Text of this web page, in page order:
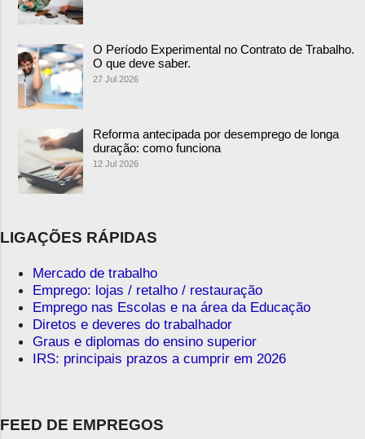
O Período Experimental no Contrato de Trabalho.
O que deve saber.
27 Jul 2026
Reforma antecipada por desemprego de longa
duração: como funciona
12 Jul 2026
LIGAÇÕES RÁPIDAS
Mercado de trabalho
Emprego: lojas / retalho / restauração
Emprego nas Escolas e na área da Educação
Diretos e deveres do trabalhador
Graus e diplomas do ensino superior
IRS: principais prazos a cumprir em 2026
FEED DE EMPREGOS